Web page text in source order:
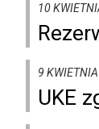
10
9
UKE